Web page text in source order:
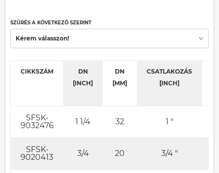
SZŰRÉS A KÖVETKEZŐ SZERINT
Kérem válasszon!
CIKKSZÁM
DN
[INCH]
DN
[MM]
CSATLAKOZÁS
[INCH]
SFSK-
9032476
1 1/4 32 1 "
SFSK-
9020413
3/4 20 3/4 "